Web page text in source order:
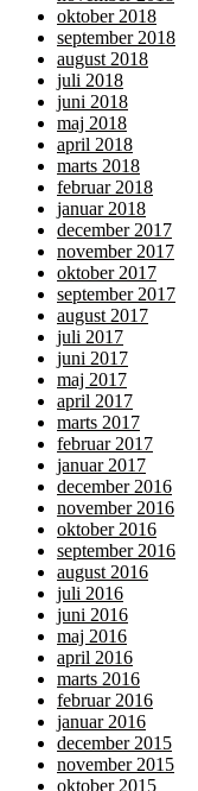
oktober 2018
september 2018
august 2018
juli 2018
juni 2018
maj 2018
april 2018
marts 2018
februar 2018
januar 2018
december 2017
november 2017
oktober 2017
september 2017
august 2017
juli 2017
juni 2017
maj 2017
april 2017
marts 2017
februar 2017
januar 2017
december 2016
november 2016
oktober 2016
september 2016
august 2016
juli 2016
juni 2016
maj 2016
april 2016
marts 2016
februar 2016
januar 2016
december 2015
november 2015
oktober 2015